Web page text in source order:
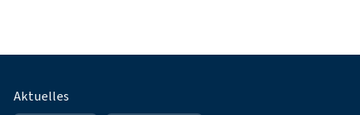
Fußnavigation
Aktuelles